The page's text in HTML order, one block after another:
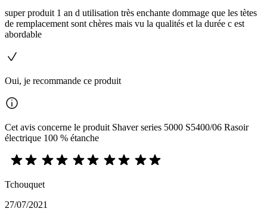
super produit 1 an d utilisation très enchante dommage que les tètes
de remplacement sont chères mais vu la qualités et la durée c est
abordable
Oui, je recommande ce produit
Cet avis concerne le produit Shaver series 5000 S5400/06 Rasoir
électrique 100 % étanche
Tchouquet
27/07/2021